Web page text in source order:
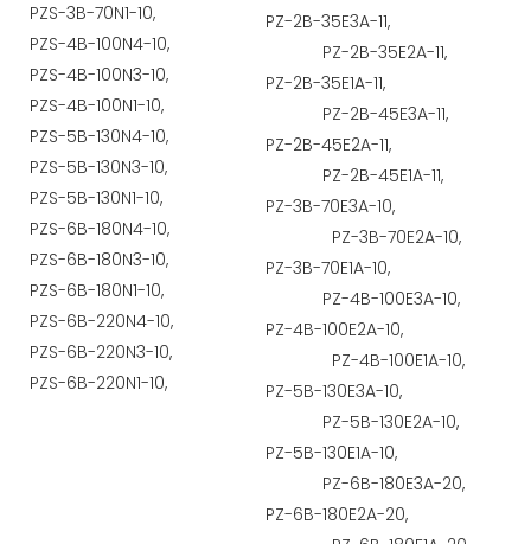
PZS-3B-70N1-10,
PZS-4B-100N4-10,
PZS-4B-100N3-10,
PZS-4B-100N1-10,
PZS-5B-130N4-10,
PZS-5B-130N3-10,
PZS-5B-130N1-10,
PZS-6B-180N4-10,
PZS-6B-180N3-10,
PZS-6B-180N1-10,
PZS-6B-220N4-10,
PZS-6B-220N3-10,
PZS-6B-220N1-10,
PZ-2B-35E3A-11,
PZ-2B-35E2A-11,
PZ-2B-35E1A-11,
PZ-2B-45E3A-11,
PZ-2B-45E2A-11,
PZ-2B-45E1A-11,
PZ-3B-70E3A-10,
PZ-3B-70E2A-10,
PZ-3B-70E1A-10,
PZ-4B-100E3A-10,
PZ-4B-100E2A-10,
PZ-4B-100E1A-10,
PZ-5B-130E3A-10,
PZ-5B-130E2A-10,
PZ-5B-130E1A-10,
PZ-6B-180E3A-20,
PZ-6B-180E2A-20,